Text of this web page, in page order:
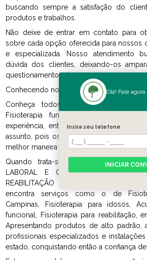
buscando sempre a satisfação do
produtos e trabalhos.
Não deixe de entrar em contato para
sobre cada opção oferecida para nossos
e especializada. Nosso atendimento
dúvida dos clientes, deixando-os
questionamentos do ramo.
Conhecendo nossa excelência, conheça
Conheça todos os nossos serviços,
Fisioterapia funcional. Para garantir
experiência, entre em contato com
assunto, pois os profissionais saberão
melhor maneira possível.
Quando trata-se de FISIOTERAPIA,
LABORAL E QUALIDADE DE
REABILITAÇÃO FUNCIONAL -
encontra serviços como o de
Campinas, Fisioterapia para idosos,
funcional, Fisioterapia para reabilitação,
Apresentando produtos de alto padrão,
profissionais especializados e
estado, conquistando então a confiança de
Olá! Fale
Insira seu telefone
INICIAR